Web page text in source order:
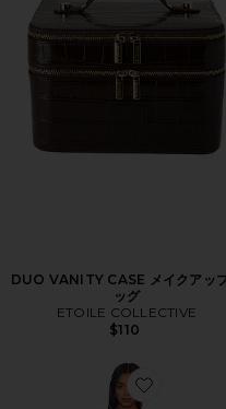
DUO VANITY CASE メイクアッ
ッグ
ETOILE COLLECTIVE
$110
Favorite